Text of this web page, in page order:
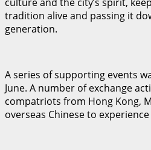
tradition alive and passing it
generation.
A series of supporting events
June. A number of exchange
compatriots from Hong Kong,
overseas Chinese to